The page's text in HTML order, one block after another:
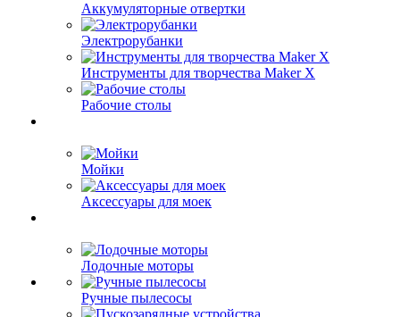
Аккумуляторные отвертки
Электрорубанки
Инструменты для творчества Maker X
Рабочие столы
Мойки
Аксессуары для моек
Лодочные моторы
Ручные пылесосы